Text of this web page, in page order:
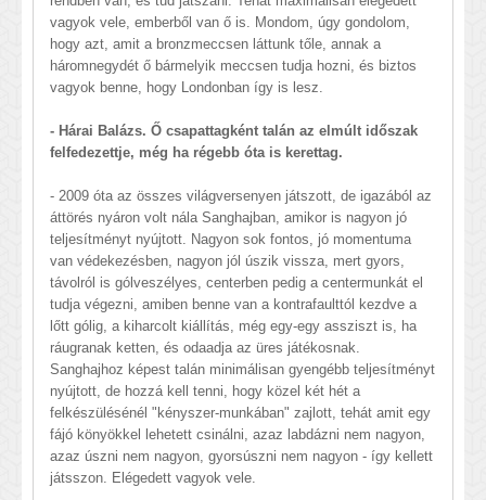
vagyok vele, emberből van ő is. Mondom, úgy gondolom,
hogy azt, amit a bronzmeccsen láttunk tőle, annak a
háromnegydét ő bármelyik meccsen tudja hozni, és biztos
vagyok benne, hogy Londonban így is lesz.
- Hárai Balázs. Ő csapattagként talán az elmúlt időszak
felfedezettje, még ha régebb óta is kerettag.
- 2009 óta az összes világversenyen játszott, de igazából az
áttörés nyáron volt nála Sanghajban, amikor is nagyon jó
teljesítményt nyújtott. Nagyon sok fontos, jó momentuma
van védekezésben, nagyon jól úszik vissza, mert gyors,
távolról is gólveszélyes, centerben pedig a centermunkát el
tudja végezni, amiben benne van a kontrafaulttól kezdve a
lőtt gólig, a kiharcolt kiállítás, még egy-egy assziszt is, ha
ráugranak ketten, és odaadja az üres játékosnak.
Sanghajhoz képest talán minimálisan gyengébb teljesítményt
nyújtott, de hozzá kell tenni, hogy közel két hét a
felkészülésénél "kényszer-munkában" zajlott, tehát amit egy
fájó könyökkel lehetett csinálni, azaz labdázni nem nagyon,
azaz úszni nem nagyon, gyorsúszni nem nagyon - így kellett
játsszon. Elégedett vagyok vele.